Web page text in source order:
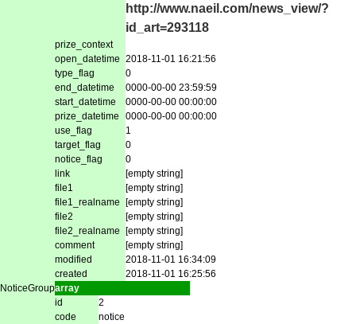
http://www.naeil.com/news_view/?
id_art=293118
prize_context
open_datetime 2018-11-01 16:21:56
type_flag
0
end_datetime
0000-00-00 23:59:59
start_datetime
0000-00-00 00:00:00
prize_datetime
0000-00-00 00:00:00
use_flag
1
target_flag
0
notice_flag
0
link
[empty string]
file1
[empty string]
file1_realname [empty string]
file2
[empty string]
file2_realname [empty string]
comment
[empty string]
modified
2018-11-01 16:34:09
created
2018-11-01 16:25:56
NoticeGrouparray
id
2
code
notice